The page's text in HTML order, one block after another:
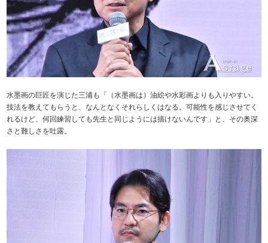
水墨画の巨匠を演じた三浦も「（水墨画は）油絵や水彩画よりも入りやすい。
技法を教えてもらうと、なんとなくそれらしくはなる。可能性を感じさせてく
れるけど、何回練習しても先生と同じようには描けないんです」と、その奥深
さと難しさを吐露。